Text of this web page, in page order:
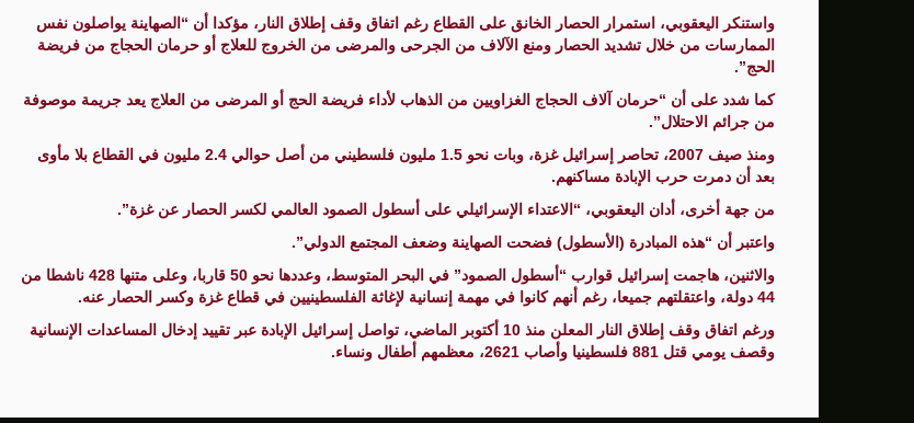
واستنكر اليعقوبي، استمرار الحصار الخانق على القطاع رغم اتفاق وقف إطلاق النار، مؤكدا أن “الصهاينة يواصلون نفس
الممارسات من خلال تشديد الحصار ومنع الآلاف من الجرحى والمرضى من الخروج للعلاج أو حرمان الحجاج من فريضة
الحج”.
كما شدد على أن “حرمان آلاف الحجاج الغزاويين من الذهاب لأداء فريضة الحج أو المرضى من العلاج يعد جريمة موصوفة
من جرائم الاحتلال”.
ومنذ صيف 2007، تحاصر إسرائيل غزة، وبات نحو 1.5 مليون فلسطيني من أصل حوالي 2.4 مليون في القطاع بلا مأوى
بعد أن دمرت حرب الإبادة مساكنهم.
من جهة أخرى، أدان اليعقوبي، “الاعتداء الإسرائيلي على أسطول الصمود العالمي لكسر الحصار عن غزة”.
واعتبر أن “هذه المبادرة (الأسطول) فضحت الصهاينة وضعف المجتمع الدولي”.
والاثنين، هاجمت إسرائيل قوارب “أسطول الصمود” في البحر المتوسط، وعددها نحو 50 قاربا، وعلى متنها 428 ناشطا من
44 دولة، واعتقلتهم جميعا، رغم أنهم كانوا في مهمة إنسانية لإغاثة الفلسطينيين في قطاع غزة وكسر الحصار عنه.
ورغم اتفاق وقف إطلاق النار المعلن منذ 10 أكتوبر الماضي، تواصل إسرائيل الإبادة عبر تقييد إدخال المساعدات الإنسانية
وقصف يومي قتل 881 فلسطينيا وأصاب 2621، معظمهم أطفال ونساء.